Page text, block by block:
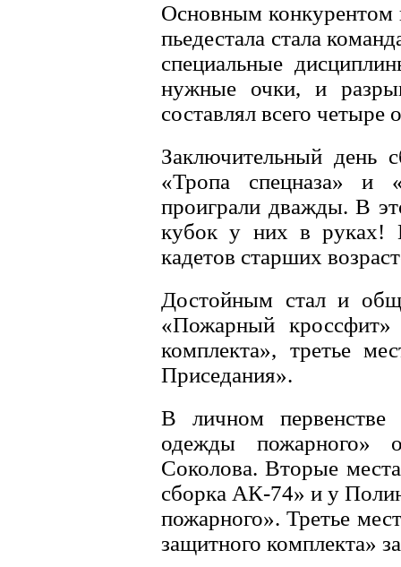
Основным конкурентом
пьедестала стала
специальные
нужные очки, и
составлял всего четыре
Заключительный день
«Тропа спецназа» и
проиграли дважды. В
кубок у них в руках!
кадетов старших
Достойным стал и
«Пожарный кроссфит»
комплекта», третье
Приседания».
В личном первенстве
одежды пожарного»
Соколова. Вторые
сборка АК-74» и у
пожарного». Третье
защитного комплекта»